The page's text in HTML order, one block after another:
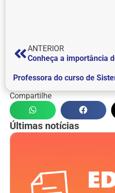
ANTERIOR
Compartilhe
Últimas notícias